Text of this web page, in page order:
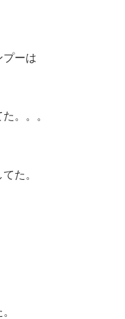
プーは
。。。
た。